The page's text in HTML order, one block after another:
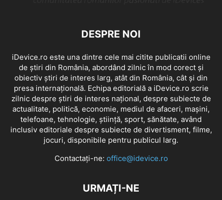
DESPRE NOI
iDevice.ro este una dintre cele mai citite publicatii online
de știri din România, abordând zilnic în mod corect și
obiectiv știri de interes larg, atât din România, cât și din
presa internațională. Echipa editorială a iDevice.ro scrie
zilnic despre știri de interes național, despre subiecte de
actualitate, politică, economie, mediul de afaceri, mașini,
telefoane, tehnologie, știință, sport, sănătate, având
inclusiv editoriale despre subiecte de divertisment, filme,
jocuri, disponibile pentru publicul larg.
Contactați-ne: office@idevice.ro
URMAȚI-NE